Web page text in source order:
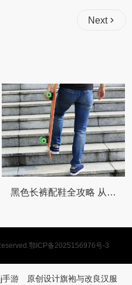
Next
黑色长裤配鞋全攻略 从基础到进阶一次搞定
鄂ICP备2025156976号-3
jj手游 原创设计旗袍与改良汉服